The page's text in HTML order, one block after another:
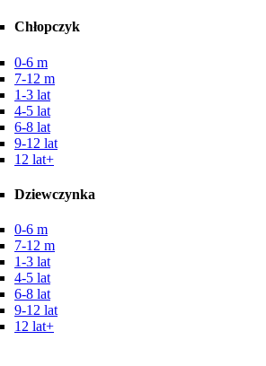
Chłopczyk
0-6 m
7-12 m
1-3 lat
4-5 lat
6-8 lat
9-12 lat
12 lat+
Dziewczynka
0-6 m
7-12 m
1-3 lat
4-5 lat
6-8 lat
9-12 lat
12 lat+